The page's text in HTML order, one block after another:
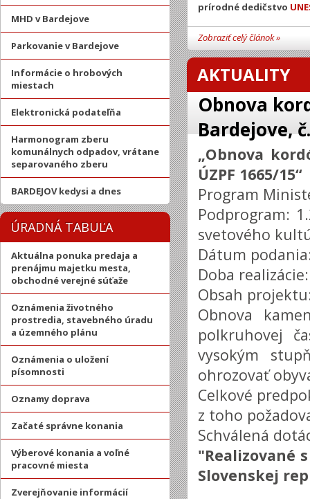
MHD v Bardejove
Parkovanie v Bardejove
Informácie o hrobových
miestach
Elektronická podateľňa
Harmonogram zberu
komunálnych odpadov, vrátane
separovaného zberu
BARDEJOV kedysi a dnes
ÚRADNÁ TABUĽA
Aktuálna ponuka predaja a
prenájmu majetku mesta,
obchodné verejné súťaže
Oznámenia životného
prostredia, stavebného úradu
a územného plánu
Oznámenia o uložení
písomnosti
Oznamy doprava
Začaté správne konania
Výberové konania a voľné
pracovné miesta
Zverejňovanie informácií
prírodné dedičstvo
Zobraziť celý článok »
AKTUALITY
Obnova
Bardejove,
„Obnova
ÚZPF 1665/15“
Program
Podprogram:
svetového
Dátum
Doba
Obsah
Obnova
polkruhovej
vysokým
ohrozovať
Celkové
z toho
Schválená
"Realizované
Slovenskej